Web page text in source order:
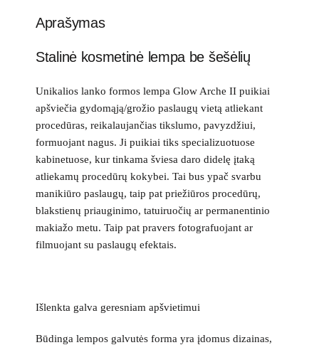
Aprašymas
Stalinė kosmetinė lempa be šešėlių
Unikalios lanko formos lempa Glow Arche II puikiai
apšviečia gydomąją/grožio paslaugų vietą atliekant
procedūras, reikalaujančias tikslumo, pavyzdžiui,
formuojant nagus. Ji puikiai tiks specializuotuose
kabinetuose, kur tinkama šviesa daro didelę įtaką
atliekamų procedūrų kokybei. Tai bus ypač svarbu
manikiūro paslaugų, taip pat priežiūros procedūrų,
blakstienų priauginimo, tatuiruočių ar permanentinio
makiažo metu. Taip pat pravers fotografuojant ar
filmuojant su paslaugų efektais.
Išlenkta galva geresniam apšvietimui
Būdinga lempos galvutės forma yra įdomus dizainas,